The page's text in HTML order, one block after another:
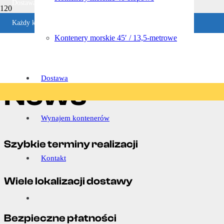
Dostawa w ciągu 1-4 dni roboczych
Każdy kontener jest sprawdzany
Gwarancja zwrotu pieniędzy
Ocena w Google
Kontenery morskie 45′ / 13,5-metrowe
Dostawa
Wynajem kontenerów
Kontakt
Strona Główna
News
Szybkie terminy realizacji
Wiele lokalizacji dostawy
Bezpieczne płatności